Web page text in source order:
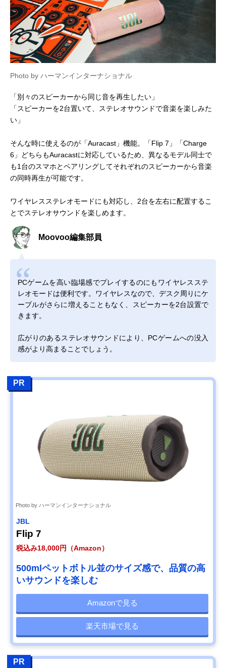
Photo by ハーマンインターナショナル
「別々のスピーカーから同じ音を再生したい」
「スピーカーを2台置いて、ステレオサウンドで音楽を楽しみた
い」
そんな時に使えるのが「Auracast」機能。「Flip 7」「Charge
6」どちらもAuracastに対応しているため、異なるモデル同士で
も1台のスマホとペアリングしてそれぞれのスピーカーから音楽
の同時再生が可能です。
ワイヤレスステレオモードにも対応し、2台を左右に配置するこ
とでステレオサウンドを楽しめます。
Moovoo編集部員
PCゲームを高い臨場感でプレイするのにもワイヤレスステ
レオモードは便利です。ワイヤレスなので、デスク周りにケ
ーブルがさらに増えることもなく、スピーカーを2台設置で
きます。
広がりのあるステレオサウンドにより、PCゲームへの没入
感がより高まることでしょう。
PR
Photo by ハーマンインターナショナル
JBL
Flip 7
税込み18,000円（Amazon）
500mlペットボトル並のサイズ感で、品質の高
いサウンドを楽しむ
Amazonで見る
楽天市場で見る
PR